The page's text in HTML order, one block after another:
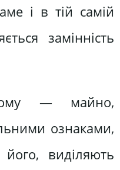
і в тій самій
замінність
— майно,
ознаками,
його, виділяють